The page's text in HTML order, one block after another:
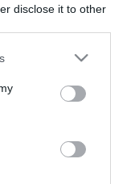
disclose it to other
or more Google
You may click to
party tags to
in below Google
a határon túli
reformokat
„MA SOKKAL